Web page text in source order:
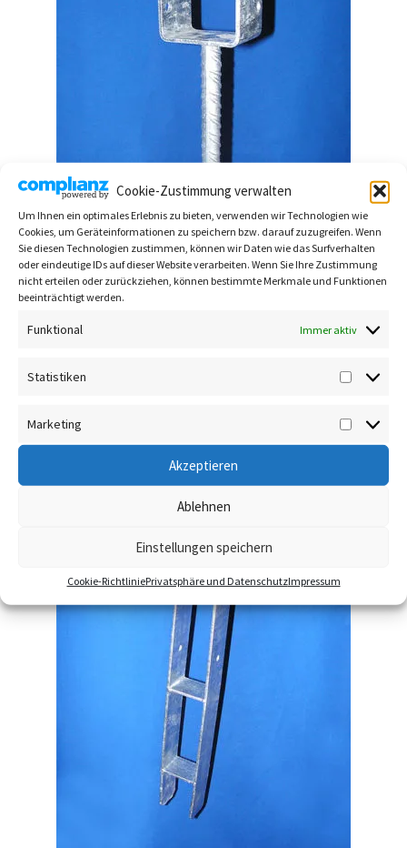
Cookie-Zustimmung verwalten
Um Ihnen ein optimales Erlebnis zu bieten, verwenden wir Technologien wie
Cookies, um Geräteinformationen zu speichern bzw. darauf zuzugreifen. Wenn
Sie diesen Technologien zustimmen, können wir Daten wie das Surfverhalten
oder eindeutige IDs auf dieser Website verarbeiten. Wenn Sie Ihre Zustimmung
nicht erteilen oder zurückziehen, können bestimmte Merkmale und Funktionen
beeinträchtigt werden.
Funktional Immer aktiv
Statistiken
Marketing
Akzeptieren
Ablehnen
Einstellungen speichern
Cookie-RichtliniePrivatsphäre und DatenschutzImpressum
Pfostenträger mit Stab 81 mm